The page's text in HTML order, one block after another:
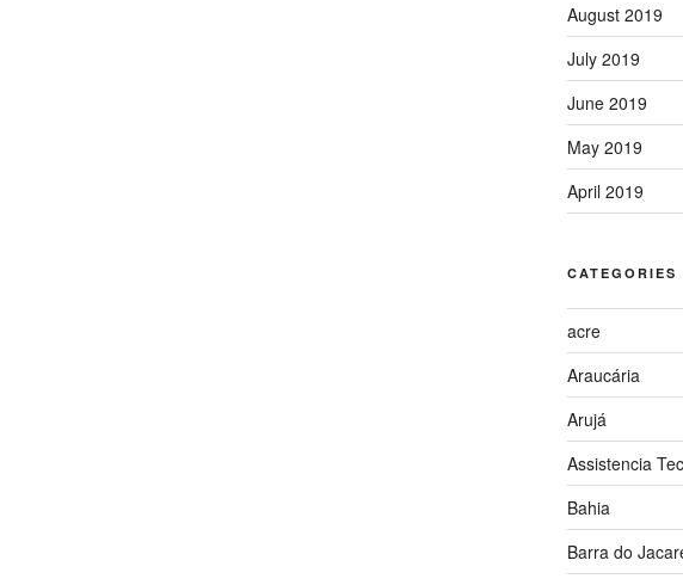
August 2019
July 2019
June 2019
May 2019
April 2019
CATEGORIES
acre
Araucária
Arujá
Assistencia
Bahia
Barra do